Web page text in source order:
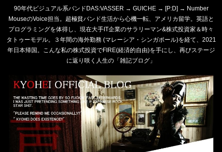
90年代ビジュアル系バンドDAS:VASSER → GUICHE → [P:D] → Number
MouseのVoice担当。超極貧バンド生活から心機一転、アメリカ留学。英語と
プログラミングを体得し、現在大手IT企業のサラリーマン&株式投資家＆時々
タトゥーモデル。３年間の海外勤務 (マレーシア・シンガポール)を経て、2021
年日本帰国。こんな私の株式投資でFIRE(経済的自由)を手にし、再びステージ
に返り咲く人生の「雑記ブログ」